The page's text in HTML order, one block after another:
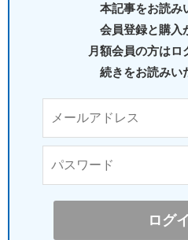
本記事をお読み
会員登録と購入
月額会員の方はロ
続きをお読みい